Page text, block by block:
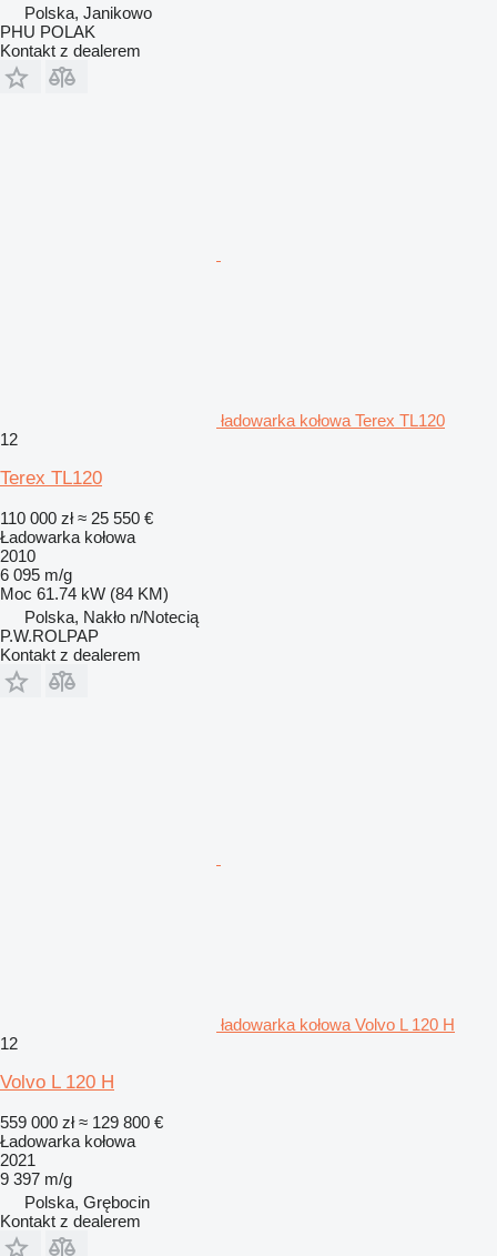
Polska, Janikowo
PHU POLAK
Kontakt z dealerem
ładowarka kołowa Terex TL120
12
Terex TL120
110 000 zł ≈ 25 550 €
Ładowarka kołowa
2010
6 095 m/g
Moc 61.74 kW (84 KM)
Polska, Nakło n/Notecią
P.W.ROLPAP
Kontakt z dealerem
ładowarka kołowa Volvo L 120 H
12
Volvo L 120 H
559 000 zł ≈ 129 800 €
Ładowarka kołowa
2021
9 397 m/g
Polska, Grębocin
Kontakt z dealerem